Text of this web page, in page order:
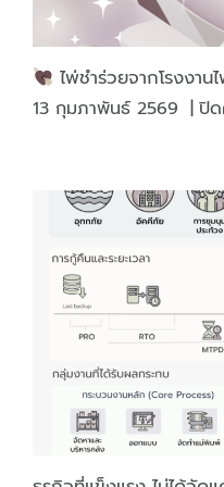
ไพ่ชำร่วยจากโรงงา
13 กุมภาพันธ์ 2569 | ปิด